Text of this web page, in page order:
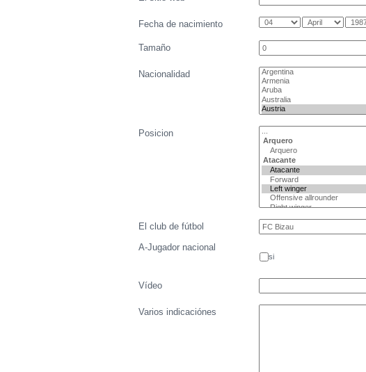
Fecha de nacimiento
Tamaño
Nacionalidad
Posicion
El club de fútbol
A-Jugador nacional
si
Vídeo
Varios indicaciónes